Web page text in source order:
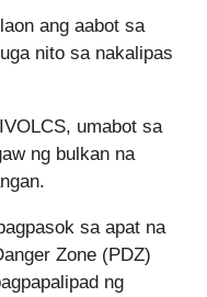
ang aabot sa
nito sa nakalipas
umabot sa
ng bulkan na
sa apat na
Zone (PDZ)
ng